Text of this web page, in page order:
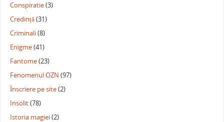
Conspiratie(3)
Credință(31)
Criminali(8)
Enigme(41)
Fantome(23)
Fenomenul OZN (97)
Înscriere pe site(2)
Insolit(78)
Istoria magiei(2)